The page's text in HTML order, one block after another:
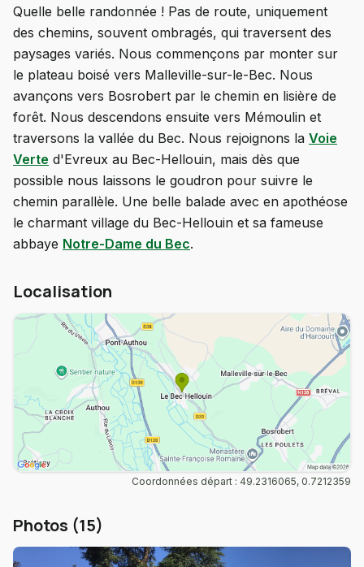
Quelle belle randonnée ! Pas de route, uniquement
des chemins, souvent ombragés, qui traversent des
paysages variés. Nous commençons par monter sur
le plateau boisé vers Malleville-sur-le-Bec. Nous
avançons vers Bosrobert par le chemin en lisière de
forêt. Nous descendons ensuite vers Mémoulin et
traversons la vallée du Bec. Nous rejoignons la Voie
Verte d'Evreux au Bec-Hellouin, mais dès que
possible nous laissons le goudron pour suivre le
chemin parallèle. Une belle balade avec en apothéose
le charmant village du Bec-Hellouin et sa fameuse
abbaye Notre-Dame du Bec.
Localisation
Coordonnées départ : 49.2316065, 0.7212359
Photos (15)